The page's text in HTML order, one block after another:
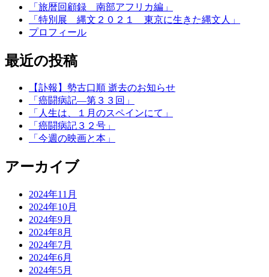
「旅暦回顧録 南部アフリカ編」
「特別展 縄文２０２１ 東京に生きた縄文人」
プロフィール
最近の投稿
【訃報】勢古口順 逝去のお知らせ
「癌闘病記―第３３回」
「人生は、１月のスペインにて」
「癌闘病記３２号」
「今週の映画と本」
アーカイブ
2024年11月
2024年10月
2024年9月
2024年8月
2024年7月
2024年6月
2024年5月